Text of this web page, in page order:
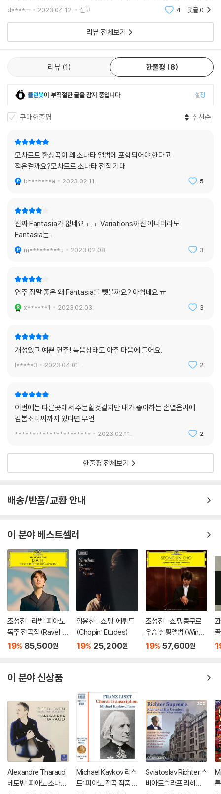
의 고전적인? 연주와는 색다른 느낌의 21세기적인 해석이라고 하고 싶어
d****m 2023.04.12. 신고 4 댓글0
리뷰 전체보기
리뷰 1 한줄평 8
클린봇이 부적절한 글을 감지 중입니다. 설정
구매한줄평 추천순
모차르트 환상곡이 왜 소나타 앨범에 포함되어야 한다고
적은걸까요?모차트르 소나타 전집 기대
b*******a 2023.02.11. 5
진짜 Fantasia가 없네요ㅜ.ㅜ Variations까진 아니더라도
Fantasia는..
m*********u 2023.02.08. 3
연주 정말 좋은 왜 Fantasia를 뺏을까요? 아쉽네요 ㅠ
x******1 2023.02.03. 3
개성있고 예쁜 연주! 녹음상태도 아주 마음에 들어요.
l*****3 2023.04.01. 2
이번에는 다른곳에서 주문할것같지만 내가 좋아하는 손열음씨에
김봄소리씨까지 있다면 무언
********************** 2023.02.11. 2
한줄평 전체보기
배송/반품/교환 안내
이 분야 베스트셀러
조성진 - 라벨: 피아노
독주 전곡집 (Ravel: T
he Complete Solo Pi
19% 85,500원
임윤찬 - 쇼팽: 에튀드
(Chopin: Etudes)
19% 25,200원
조성진 - 쇼팽 콩쿠르
우승 실황앨범 (Winne
r of the 17th Internat
19% 57,600원
이 분야 신상품
Alexandre Tharaud
베토벤: 피아노 소나타
Michael Kaykov 리스
트: 피아노 전곡 작품 6
Sviatoslav Richter 스
비아토슬라프 리히테